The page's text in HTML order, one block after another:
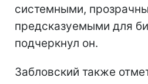
системными,
предсказуемыми для
подчеркнул он.
Забловский также